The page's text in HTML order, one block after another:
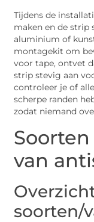
Tijdens de
maken en de strip
aluminium of
montagekit om
voor tape, ontvet
strip stevig aan
controleer je of
scherpe randen
zodat niemand
van
soorten/